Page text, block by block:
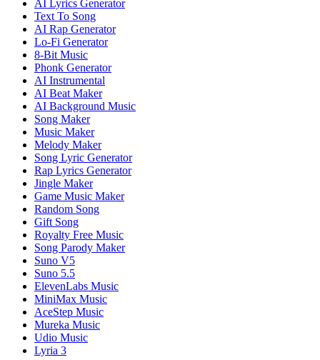
AI Lyrics Generator
Text To Song
AI Rap Generator
Lo-Fi Generator
8-Bit Music
Phonk Generator
AI Instrumental
AI Beat Maker
AI Background Music
Song Maker
Music Maker
Melody Maker
Song Lyric Generator
Rap Lyrics Generator
Jingle Maker
Game Music Maker
Random Song
Gift Song
Royalty Free Music
Song Parody Maker
Suno V5
Suno 5.5
ElevenLabs Music
MiniMax Music
AceStep Music
Mureka Music
Udio Music
Lyria 3